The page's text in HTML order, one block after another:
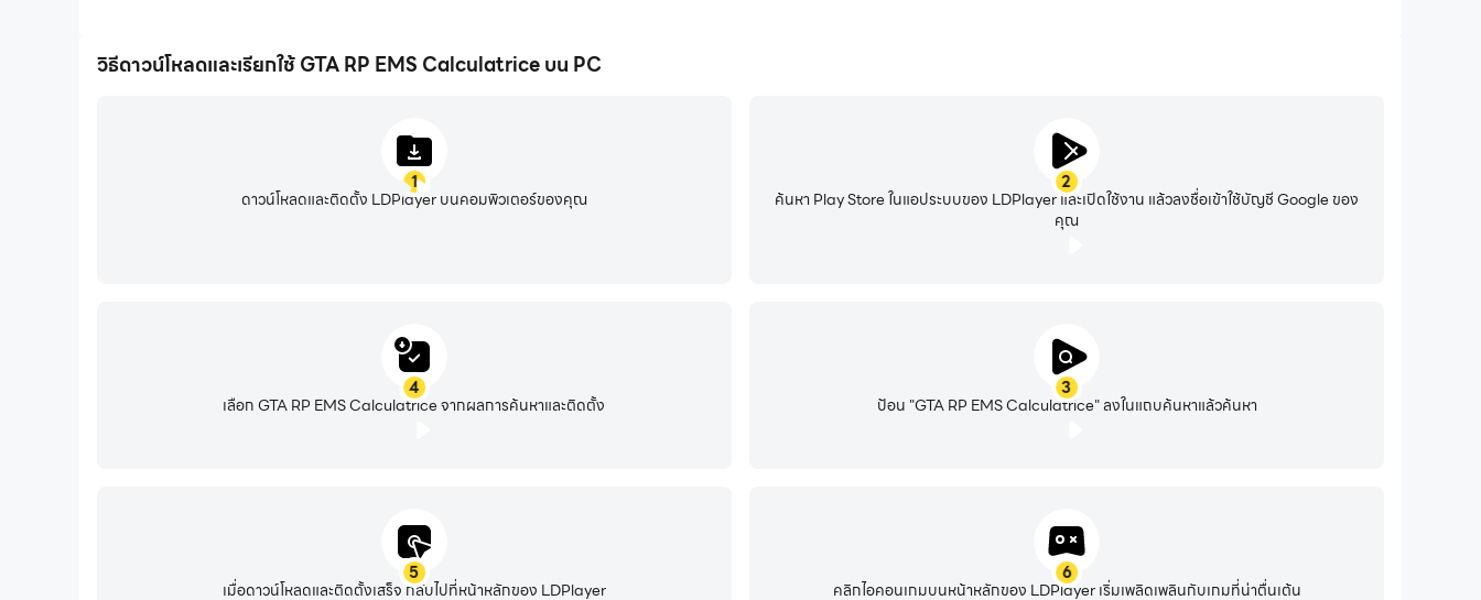
วิธีดาวน์โหลดและเรียกใช้ GTA RP EMS Calculatrice บน PC
1
ดาวน์โหลดและติดตั้ง LDPlayer บนคอมพิวเตอร์ของคุณ
2
ค้นหา Play Store ในแอประบบของ LDPlayer และเปิดใช้งาน แล้วลงชื่อเข้าใช้บัญชี Google ของ
คุณ
3
ป้อน "GTA RP EMS Calculatrice" ลงในแถบค้นหาแล้วค้นหา
4
เลือก GTA RP EMS Calculatrice จากผลการค้นหาและติดตั้ง
5
เมื่อดาวน์โหลดและติดตั้งเสร็จ กลับไปที่หน้าหลักของ LDPlayer
6
คลิกไอคอนเกมบนหน้าหลักของ LDPlayer เริ่มเพลิดเพลินกับเกมที่น่าตื่นเต้น